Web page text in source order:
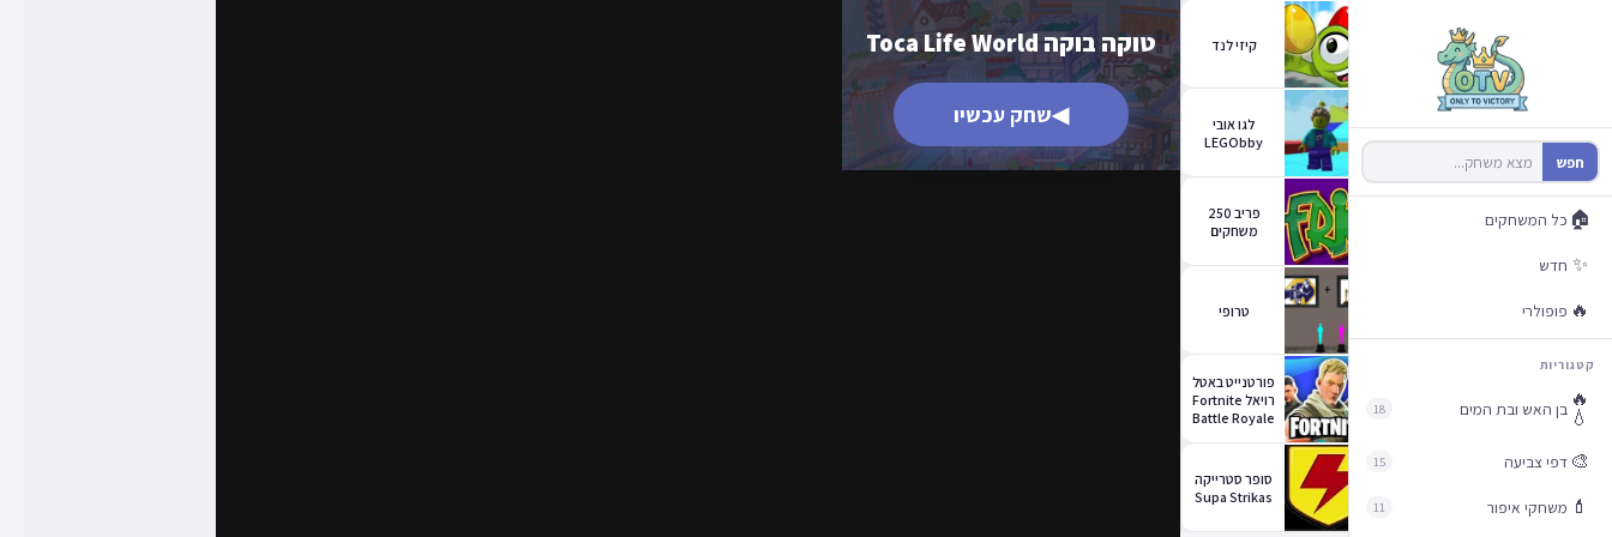
חפש
🏠 כל המשחקים
✨ חדש
🔥 פופולרי
קטגוריות
🔥
💧 בן האש ובת המים 18
🎨 דפי צביעה 15
💄 משחקי איפור 11
קיזי לנד
לגו אובי
LEGObby
פריב 250
משחקים
טרופי
פורטנייט באטל
רויאל Fortnite
Battle Royale
סופר סטרייקה
Supa Strikas
טוקה בוקה Toca Life World
◀שחק עכשיו